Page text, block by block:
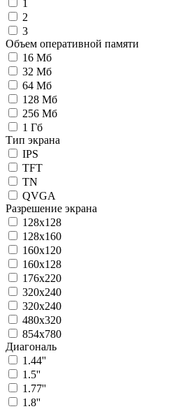
1
2
3
Объем оперативной памяти
16 Мб
32 Мб
64 Мб
128 Мб
256 Мб
1 Гб
Тип экрана
IPS
TFT
TN
QVGA
Разрешение экрана
128x128
128x160
160x120
160x128
176x220
320x240
320x240
480x320
854x780
Диагональ
1.44''
1.5''
1.77''
1.8''